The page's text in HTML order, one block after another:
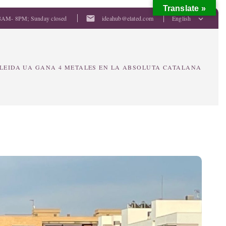
8PM; Sunday closed mail ideahub@elated.com English
UA GANA 4 METALES EN LA ABSOLUTA CATALANA
Translate »